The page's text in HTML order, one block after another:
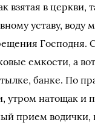
взятая в церкви,
уставу,
Господня.
емкости, а
банке. По
натощак и
прием водички,